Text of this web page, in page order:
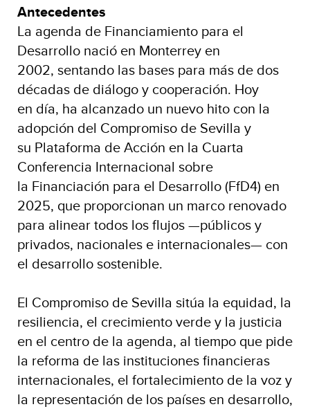
Antecedentes
La agenda de Financiamiento para el
Desarrollo nació en Monterrey en
2002, sentando las bases para más de dos
décadas de diálogo y cooperación. Hoy
en día, ha alcanzado un nuevo hito con la
adopción del Compromiso de Sevilla y
su Plataforma de Acción en la Cuarta
Conferencia Internacional sobre
la Financiación para el Desarrollo (FfD4) en
2025, que proporcionan un marco renovado
para alinear todos los flujos —públicos y
privados, nacionales e internacionales— con
el desarrollo sostenible.
El Compromiso de Sevilla sitúa la equidad, la
resiliencia, el crecimiento verde y la justicia
en el centro de la agenda, al tiempo que pide
la reforma de las instituciones financieras
internacionales, el fortalecimiento de la voz y
la representación de los países en desarrollo,